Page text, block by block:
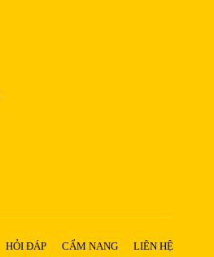
HỎI ĐÁP CẨM NANG LIÊN HỆ